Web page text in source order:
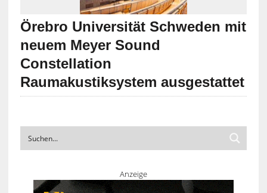
Örebro Universität Schweden mit
neuem Meyer Sound
Constellation
Raumakustiksystem ausgestattet
Anzeige